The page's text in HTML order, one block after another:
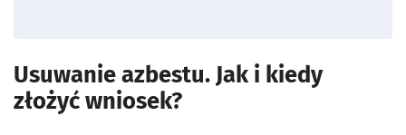
Usuwanie azbestu. Jak i kiedy
złożyć wniosek?